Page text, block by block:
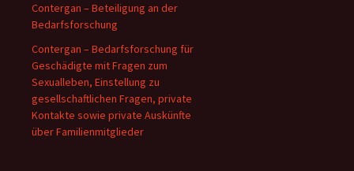
Contergan – Beteiligung an der
Bedarfsforschung
Contergan – Bedarfsforschung für
Geschädigte mit Fragen zum
Sexualleben, Einstellung zu
gesellschaftlichen Fragen, private
Kontakte sowie private Auskünfte
über Familienmitglieder